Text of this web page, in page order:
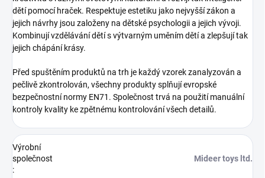
dětí pomocí hraček. Respektuje estetiku jako nejvyšší zákon a
jejich návrhy jsou založeny na dětské psychologii a jejich vývoji.
Kombinují vzdělávání dětí s výtvarným uměním dětí a zlepšují tak
jejich chápání krásy.
Před spuštěním produktů na trh je každý vzorek zanalyzován a
pečlivě zkontrolován, všechny produkty splňují evropské
bezpečnostní normy EN71. Společnost trvá na použití manuální
kontroly kvality ke zpětnému kontrolování všech detailů.
Výrobní
společnost
:
Mideer toys ltd.